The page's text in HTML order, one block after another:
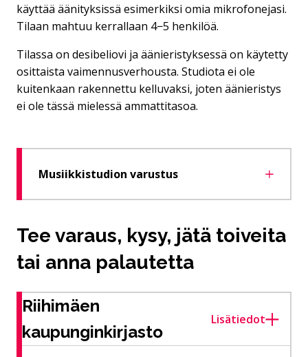
käyttää äänityksissä esimerkiksi omia mikrofonejasi.
Tilaan mahtuu kerrallaan 4−5 henkilöä.
Tilassa on desibeliovi ja äänieristyksessä on käytetty
osittaista vaimennusverhousta. Studiota ei ole
kuitenkaan rakennettu kelluvaksi, joten äänieristys
ei ole tässä mielessä ammattitasoa.
Musiikkistudion varustus
Tee varaus, kysy, jätä toiveita
tai anna palautetta
Riihimäen
kaupunginkirjasto
Lisätiedot